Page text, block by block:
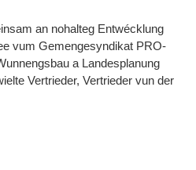
an nohalteg Entwécklung
vum Gemengesyndikat PRO-
a Landesplanung
Vertrieder, Vertrieder vun der